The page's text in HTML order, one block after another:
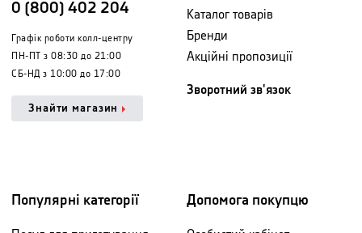
0 (800) 402 204
Графік роботи колл-центру
ПН-ПТ з 08:30 до 21:00
СБ-НД з 10:00 до 17:00
Знайти магазин
Каталог товарів
Бренди
Акційні пропозиції
Зворотний зв'язок
Популярні категорії Допомога покупцю